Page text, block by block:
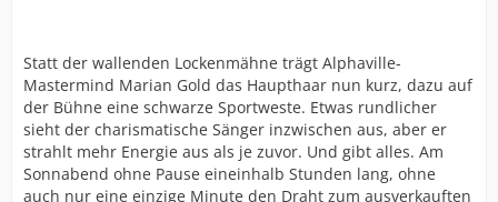
Statt der wallenden Lockenmähne trägt Alphaville-
Mastermind Marian Gold das Haupthaar nun kurz, dazu auf
der Bühne eine schwarze Sportweste. Etwas rundlicher
sieht der charismatische Sänger inzwischen aus, aber er
strahlt mehr Energie aus als je zuvor. Und gibt alles. Am
Sonnabend ohne Pause eineinhalb Stunden lang, ohne
auch nur eine einzige Minute den Draht zum ausverkauften